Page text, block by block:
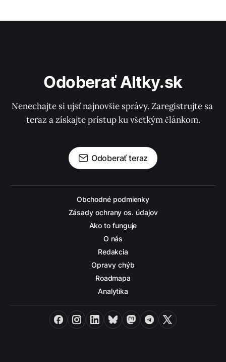
Odoberať Altky.sk
Nenechajte si ujsť najnovšie správy. Zaregistrujte sa
teraz a získajte prístup ku všetkým článkom.
Odoberať teraz
Obchodné podmienky
Zásady ochrany os. údajov
Ako to funguje
O nás
Redakcia
Opravy chýb
Roadmapa
Analytika
FacebookInstagramLinkedInBlueskyMastodon
Telegram
X